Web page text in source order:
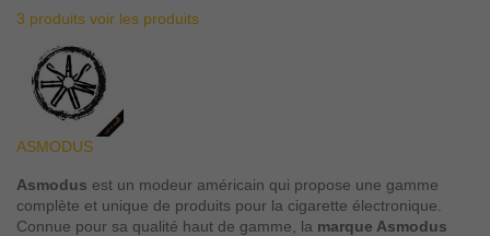
3 produits voir les produits
ASMODUS
Asmodus est un modeur américain qui propose une gamme
complète et unique de produits pour la cigarette électronique.
Connue pour sa qualité haut de gamme, la marque Asmodus